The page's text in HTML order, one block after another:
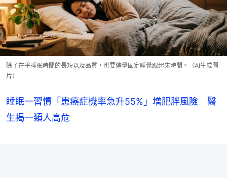
除了在乎睡眠時間的長短以及品質，也要儘量固定睡覺跟起床時間。（AI生成圖
片）
睡眠一習慣「患癌症機率急升55%」增肥胖風險 醫
生揭一類人高危